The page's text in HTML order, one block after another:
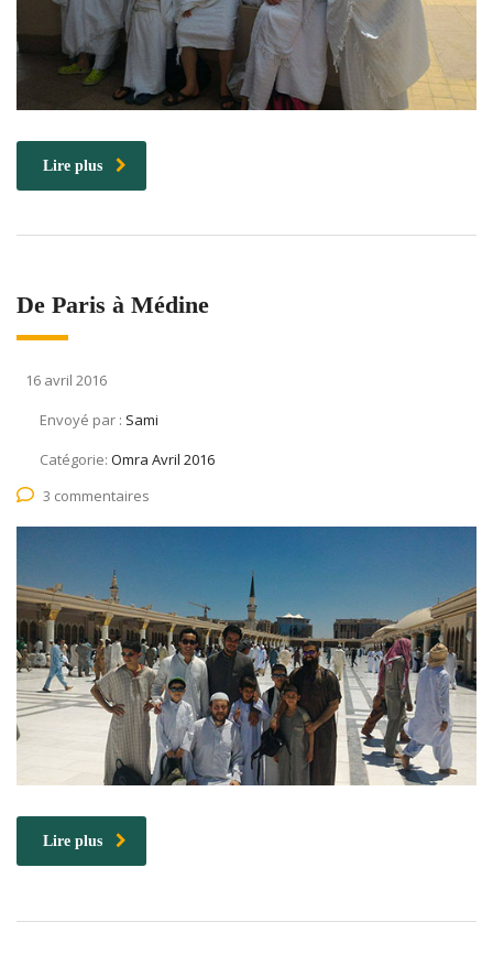
Lire plus
De Paris à Médine
16 avril 2016
Envoyé par : Sami
Catégorie: Omra Avril 2016
3 commentaires
Lire plus